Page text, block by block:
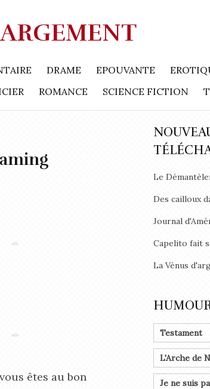
DRAME EPOUVANTE
ROMANCE SCIENCE FICTION
êtes au bon
Le
Des cailloux
Journal
Capelito fait
La Vénus
Testament
L'Arche de
Je ne suis